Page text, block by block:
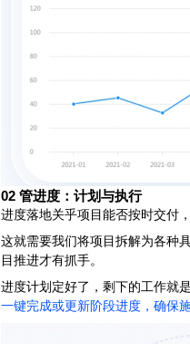
02 管进度：计划与执行
进度落地关乎项目能否按时交付
这就需要我们将项目拆解为各种
目推进才有抓手。
进度计划定好了，剩下的工作就
一键完成或更新阶段进度，确保